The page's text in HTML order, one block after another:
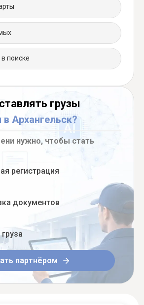
поиске
грузы
Архангельск?
нужно, чтобы стать
регистрация
документов
партнёром